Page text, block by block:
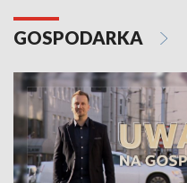
GOSPODARKA